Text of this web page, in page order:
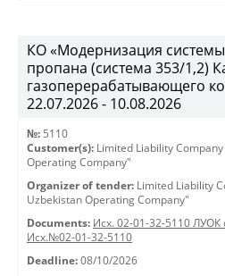
КО «Модернизация
пропана (система 353/1,2)
газоперерабатывающего
22.07.2026 - 10.08.2026
№: 5110
Customer(s): Limited Liability
Operating Company"
Organizer of tender: Limited Liability
Uzbekistan Operating Company"
Documents: Исх. 02-01-32-5110 ЛУОК
Исх.№02-01-32-5110
Deadline: 08/10/2026